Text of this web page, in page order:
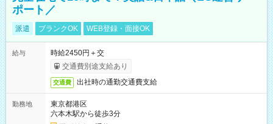
ポート／
派遣 ブランクOK WEB登録・面接OK
給与
時給2450円＋交
交通費別途支給あり
交通費 出社時の通勤交通費支給
勤務地
東京都港区
六本木駅から徒歩3分